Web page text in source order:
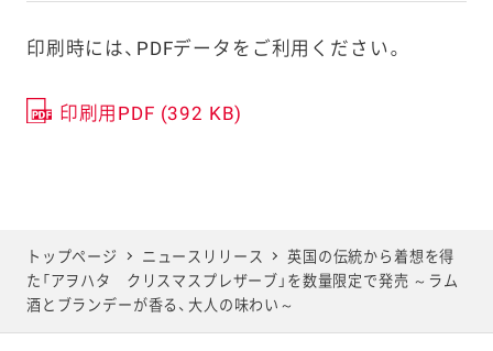
印刷時には、PDFデータをご利用ください。
印刷用PDF (392 KB)
トップページ ニュースリリース
英国の伝統から着想を得
た「アヲハタ クリスマスプレザーブ」を数量限定で発売 ～ラム
酒とブランデーが香る、大人の味わい～